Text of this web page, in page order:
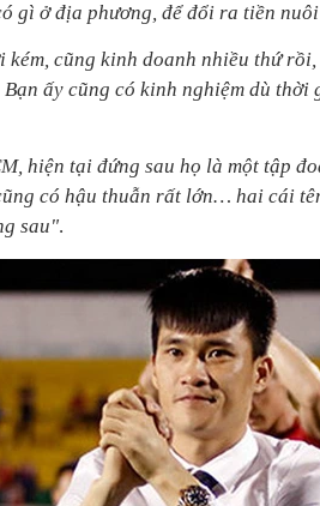
gì ở địa phương, để đổi ra tiền
kém, cũng kinh doanh nhiều thứ
ấy cũng có kinh nghiệm dù thời
hiện tại đứng sau họ là một tập
có hậu thuẫn rất lớn… hai cái
sau".